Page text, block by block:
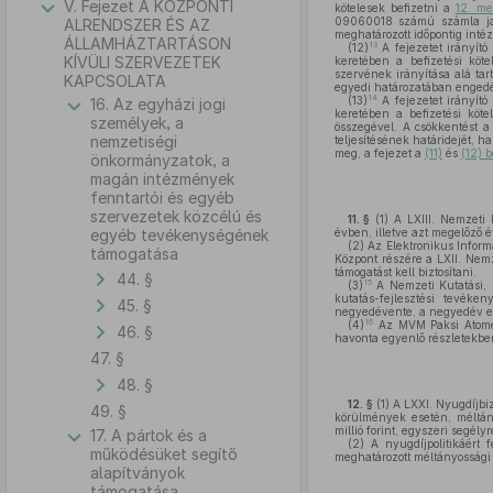
V. Fejezet A KÖZPONTI
ALRENDSZER ÉS AZ
ÁLLAMHÁZTARTÁSON
KÍVÜLI SZERVEZETEK
KAPCSOLATA
16. Az egyházi jogi
személyek, a
nemzetiségi
önkormányzatok, a
magán intézmények
fenntartói és egyéb
szervezetek közcélú és
egyéb tevékenységének
támogatása
44. §
45. §
46. §
47. §
48. §
49. §
17. A pártok és a
működésüket segítő
alapítványok
kötelesek befizetni a 12.
09060018 számú számla
meghatározott időpontig
(12) 13A fejezetet irányító
keretében a befizetési
szervének irányítása alá
egyedi határozatában
(13) 14A fejezetet irányító
keretében a befizetési
összegével. A csökkentést
teljesítésének határidejét,
meg, a fejezet a (11) és (12)
11. § (1) A LXIII. Nemzeti
évben, illetve azt megelőző
(2) Az Elektronikus
Központ részére a LXII.
támogatást kell biztosítani.
(3) 15A Nemzeti Kutatási,
kutatás-fejlesztési
negyedévente, a negyedév
(4) 16Az MVM Paksi
havonta egyenlő
12. § (1) A LXXI.
körülmények esetén,
millió forint, egyszeri
(2) A nyugdíjpolitikáért
meghatározott